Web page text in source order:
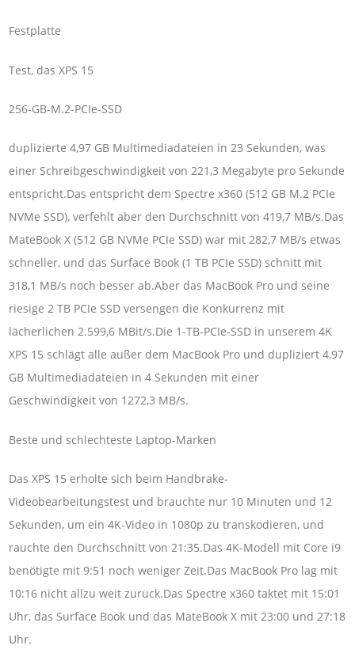
Festplatte
Test, das XPS 15
256-GB-M.2-PCIe-SSD
duplizierte 4,97 GB Multimediadateien in 23 Sekunden, was
einer Schreibgeschwindigkeit von 221,3 Megabyte pro Sekunde
entspricht.Das entspricht dem Spectre x360 (512 GB M.2 PCIe
NVMe SSD), verfehlt aber den Durchschnitt von 419,7 MB/s.Das
MateBook X (512 GB NVMe PCIe SSD) war mit 282,7 MB/s etwas
schneller, und das Surface Book (1 TB PCIe SSD) schnitt mit
318,1 MB/s noch besser ab.Aber das MacBook Pro und seine
riesige 2 TB PCIe SSD versengen die Konkurrenz mit
lächerlichen 2.599,6 MBit/s.Die 1-TB-PCIe-SSD in unserem 4K
XPS 15 schlägt alle außer dem MacBook Pro und dupliziert 4,97
GB Multimediadateien in 4 Sekunden mit einer
Geschwindigkeit von 1272,3 MB/s.
Beste und schlechteste Laptop-Marken
Das XPS 15 erholte sich beim Handbrake-
Videobearbeitungstest und brauchte nur 10 Minuten und 12
Sekunden, um ein 4K-Video in 1080p zu transkodieren, und
rauchte den Durchschnitt von 21:35.Das 4K-Modell mit Core i9
benötigte mit 9:51 noch weniger Zeit.Das MacBook Pro lag mit
10:16 nicht allzu weit zurück.Das Spectre x360 taktet mit 15:01
Uhr, das Surface Book und das MateBook X mit 23:00 und 27:18
Uhr.